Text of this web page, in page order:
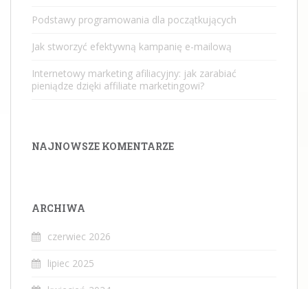
Podstawy programowania dla początkujących
Jak stworzyć efektywną kampanię e-mailową
Internetowy marketing afiliacyjny: jak zarabiać
pieniądze dzięki affiliate marketingowi?
NAJNOWSZE KOMENTARZE
ARCHIWA
czerwiec 2026
lipiec 2025